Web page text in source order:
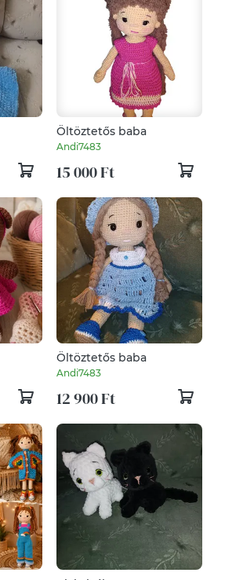
Öltöztetős baba
Andi7483
15 000 Ft
Öltöztetős baba
Andi7483
12 900 Ft